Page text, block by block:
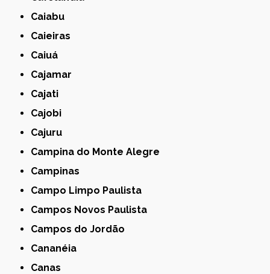
Caiabu
Caieiras
Caiuá
Cajamar
Cajati
Cajobi
Cajuru
Campina do Monte Alegre
Campinas
Campo Limpo Paulista
Campos Novos Paulista
Campos do Jordão
Cananéia
Canas